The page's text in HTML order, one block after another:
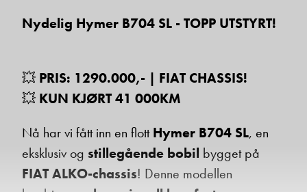
Nydelig Hymer B704 SL - TOPP UTSTYRT!
💥 PRIS: 1290.000,- | FIAT CHASSIS!
💥 KUN KJØRT 41 000KM
Nå har vi fått inn en flottHymer B704 SL, en
eksklusiv og stillegående bobil bygget på
FIAT ALKO-chassis! Denne modellen